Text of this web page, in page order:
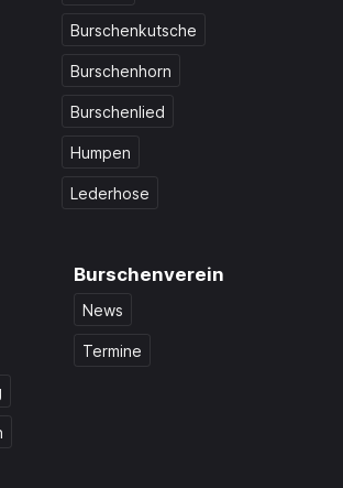
Burschenkutsche
Burschenhorn
Burschenlied
Humpen
Lederhose
Burschenverein
News
Termine